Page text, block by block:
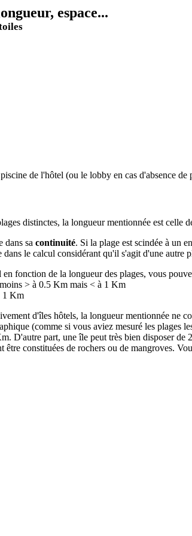
espace...
de l'hôtel (ou le lobby en cas d'absence
distinctes, la longueur mentionnée est celle
dans sa continuité. Si la plage est scindée à un
dans le calcul considérant qu'il s'agit d'une
fonction de la longueur des plages, vous
> à 0.5 Km mais < à 1 Km
1 Km
d'îles hôtels, la longueur mentionnée ne
(comme si vous aviez mesuré les plages
D'autre part, une île peut très bien disposer
être constituées de rochers ou de mangroves.